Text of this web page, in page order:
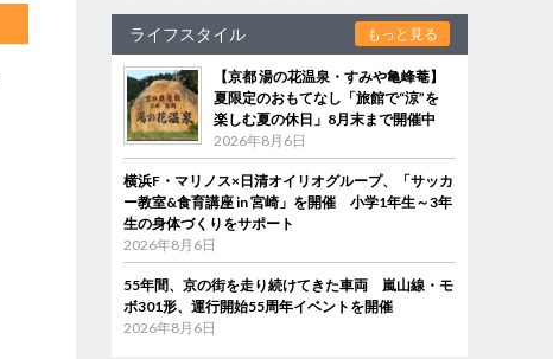
ライフスタイル もっと見る
【京都 湯の花温泉・すみや亀峰菴】
夏限定のおもてなし「旅館で“涼”を
楽しむ夏の休日」8月末まで開催中
2026年8月6日
横浜F・マリノス×日清オイリオグループ、「サッカ
ー教室&食育講座 in 宮崎」を開催 小学1年生～3年
生の身体づくりをサポート
2026年8月6日
55年間、京の街を走り続けてきた車両 嵐山線・モ
ボ301形、運行開始55周年イベントを開催
2026年8月6日